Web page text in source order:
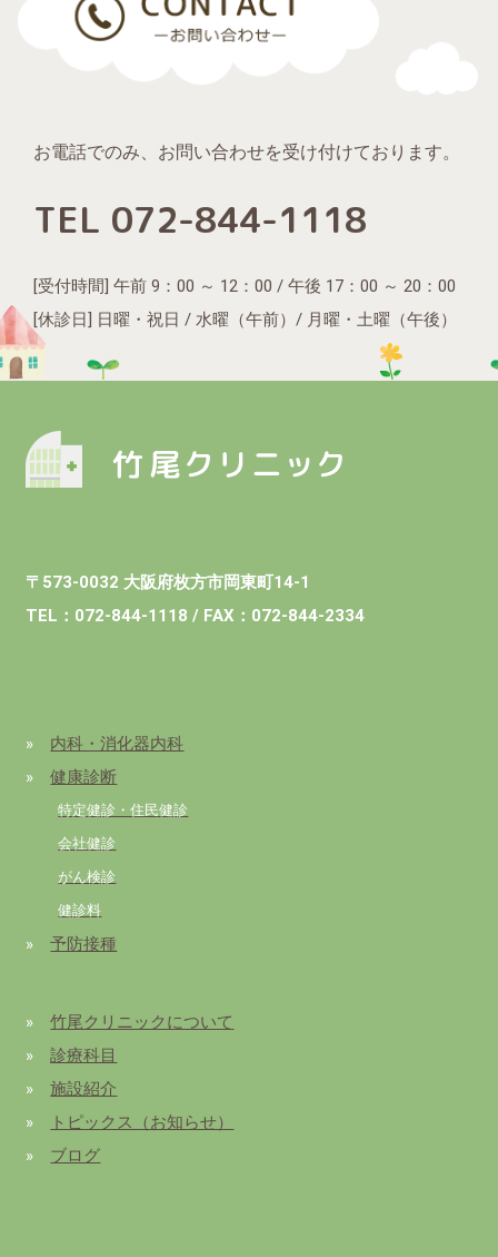
お電話でのみ、お問い合わせを受け付けております。
TEL 072-844-1118
[受付時間] 午前 9：00 ～ 12：00 / 午後 17：00 ～ 20：00
[休診日] 日曜・祝日 / 水曜（午前）/ 月曜・土曜（午後）
〒573‐0032 大阪府枚方市岡東町14‐1
TEL：072‐844‐1118 / FAX：072‐844‐2334
» 内科・消化器内科
»健康診断
特定健診・住民健診
会社健診
がん検診
健診料
»予防接種
»竹尾クリニックについて
»
診療科目
»
施設紹介
»
トピックス（お知らせ）
» ブログ